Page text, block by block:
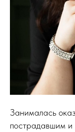
Занималась
пострадавшим и